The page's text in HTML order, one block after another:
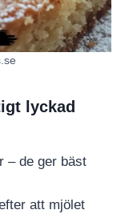
lyckad
– de ger bäst
att mjölet